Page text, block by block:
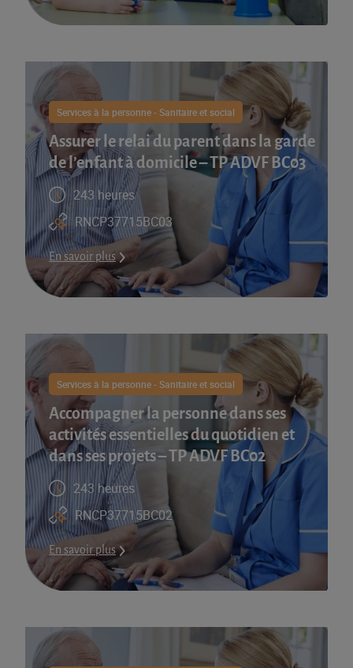
Services à la personne - Sanitaire et social
Assurer le relai du parent dans la garde
de l’enfant à domicile – TP ADVF BC03
243 heures
RNCP37715BC03
En savoir plus
Services à la personne - Sanitaire et social
Accompagner la personne dans ses
activités essentielles du quotidien et
dans ses projets – TP ADVF BC02
243 heures
RNCP37715BC02
En savoir plus